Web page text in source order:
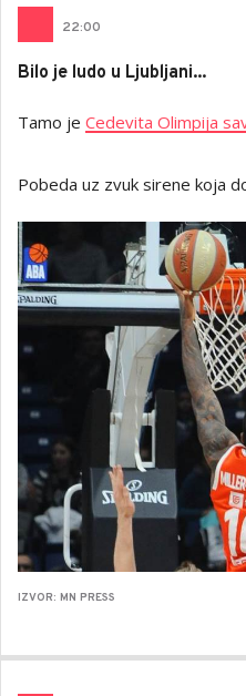
22:00
Bilo je ludo u Ljubljani...
Tamo je Cedevita Olimpija
Pobeda uz zvuk sirene koja
IZVOR: MN PRESS